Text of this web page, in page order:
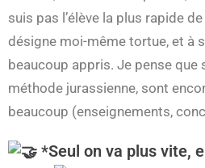
suis pas l’élève la plus rapide
désigne moi-même tortue, et à
beaucoup appris. Je pense que
méthode jurassienne, sont
beaucoup (enseignements,
*Seul on va plus vite,